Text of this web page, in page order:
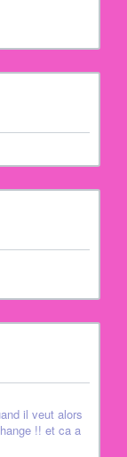
il veut alors
!! et ca a